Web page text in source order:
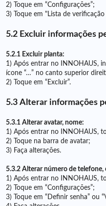
2) Toque em “Configurações”;
3) Toque em "Lista de
5.2 Excluir informações
5.2.1 Excluir planta:
1) Após entrar no INNOHAUS,
ícone “…” no canto superior
2) Toque em “Excluir”.
5.3 Alterar informações
5.3.1 Alterar avatar, nome:
1) Após entrar no INNOHAUS,
2) Toque na barra de avatar;
3) Faça alterações.
5.3.2 Alterar número de telefone,
1) Após entrar no INNOHAUS,
2) Toque em “Configurações”;
3) Toque em “Definir senha” ou